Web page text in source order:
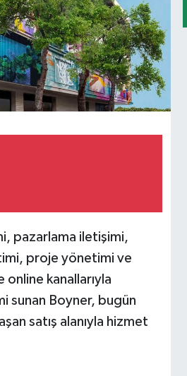
pazarlama iletişimi,
proje yönetimi ve
kanallarıyla
sunan Boyner, bugün
satış alanıyla hizmet